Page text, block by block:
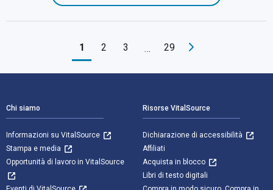
1 2 3 … 29
Chi siamo
Informazioni su VitalSource
Stampa e media
Opportunità di lavoro in VitalSource
Risorse VitalSource
Dichiarazione di accessibilità
Affiliati
Acquista in blocco
Libri di testo digitali